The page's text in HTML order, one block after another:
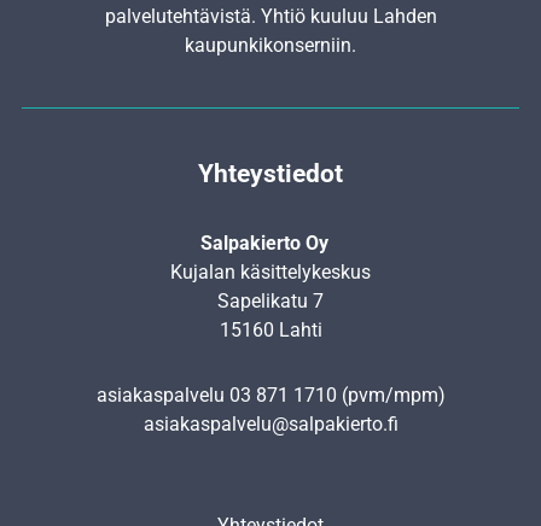
palvelutehtävistä. Yhtiö kuuluu Lahden
kaupunkikonserniin.
Yhteystiedot
Salpakierto Oy
Kujalan käsittelykeskus
Sapelikatu 7
15160 Lahti
asiakaspalvelu 03 871 1710 (pvm/mpm)
asiakaspalvelu@salpakierto.fi